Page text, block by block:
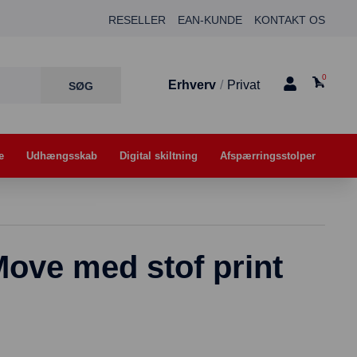
RESELLER EAN-KUNDE KONTAKT OS
Erhverv / Privat
0
Udhængsskab Digital skiltning Afspærringsstolper
med stof print